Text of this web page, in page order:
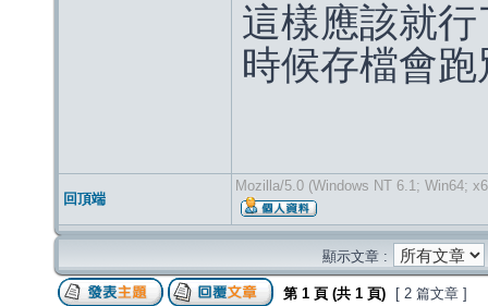
這樣應該就
時候存檔會
回頂端
Mozilla/5.0 (Windows NT 6.1; Win64;
顯示文章 :
第 1 頁 (共 1 頁) [ 2 篇文章 ]